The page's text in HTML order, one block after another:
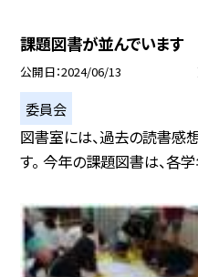
課題図書が並んでいます
公開日 2024/06/13
委員会
図書室には、過去の読書感
す。 今年の課題図書は、各